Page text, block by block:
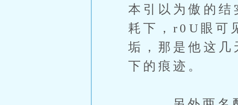
本引以为傲的
耗下，r0U眼可
垢，那是他这几
下的痕迹。